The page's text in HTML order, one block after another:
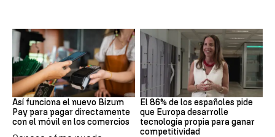
BIZUM
Así funciona el nuevo Bizum
Pay para pagar directamente
con el móvil en los comercios
SOBERANÍA DIGITAL
El 86% de los españoles pide
que Europa desarrolle
tecnología propia para ganar
competitividad